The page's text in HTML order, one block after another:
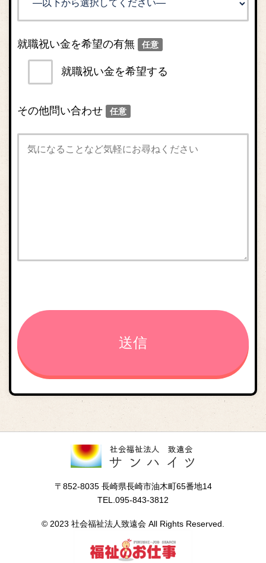
就職祝い金を希望の有無 任意
就職祝い金を希望する
その他問い合わせ 任意
〒852-8035 長崎県長崎市油木町65番地14
TEL.095-843-3812
© 2023 社会福祉法人致遠会 All Rights Reserved.